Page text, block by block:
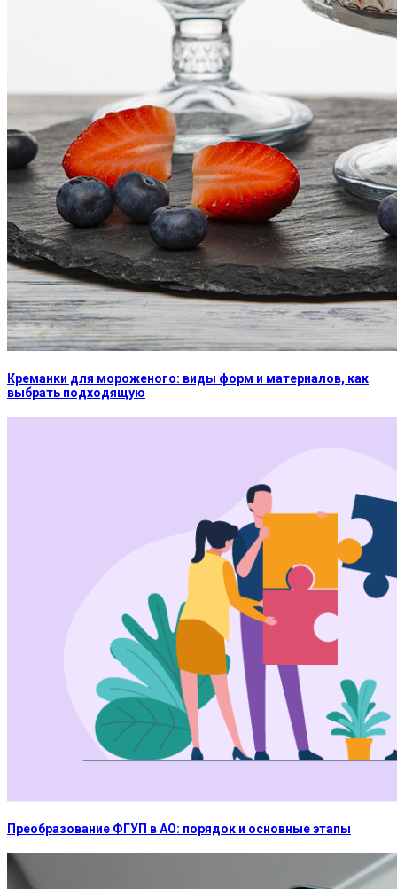
Креманки для мороженого: виды форм и материалов, как
выбрать подходящую
Преобразование ФГУП в АО: порядок и основные этапы